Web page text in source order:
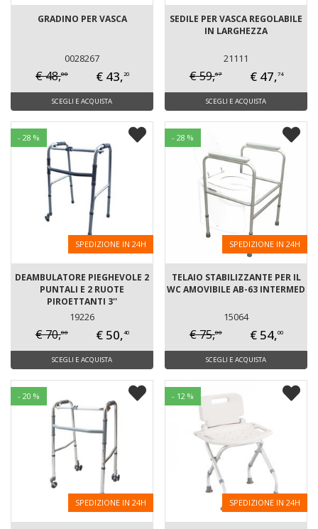
GRADINO PER VASCA
0028267
€ 48,00 € 43,20
SCEGLI E ACQUISTA
SEDILE PER VASCA REGOLABILE
IN LARGHEZZA
21111
€ 59,67 € 47,74
SCEGLI E ACQUISTA
- 28 %
SPEDIZIONE IN 24H
DEAMBULATORE PIEGHEVOLE 2
PUNTALI E 2 RUOTE
PIROETTANTI 3''
19226
€ 70,00 € 50,40
SCEGLI E ACQUISTA
- 28 %
SPEDIZIONE IN 24H
TELAIO STABILIZZANTE PER IL
WC AMOVIBILE AB-63 INTERMED
15064
€ 75,00 € 54,00
SCEGLI E ACQUISTA
- 20 %
SPEDIZIONE IN 24H
- 12 %
SPEDIZIONE IN 24H